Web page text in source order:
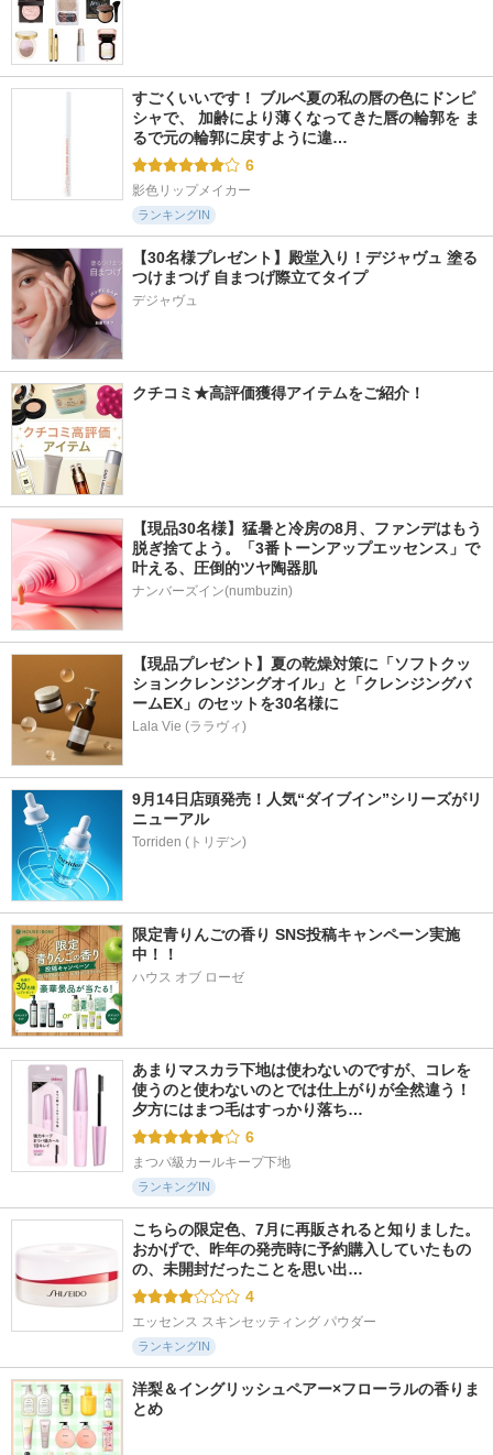
すごくいいです！ ブルベ夏の私の唇の色にドンピ
シャで、 加齢により薄くなってきた唇の輪郭を ま
るで元の輪郭に戻すように違…
6
影色リップメイカー
ランキングIN
【30名様プレゼント】殿堂入り！デジャヴュ 塗る
つけまつげ 自まつげ際立てタイプ
デジャヴュ
クチコミ★高評価獲得アイテムをご紹介！
【現品30名様】猛暑と冷房の8月、ファンデはもう
脱ぎ捨てよう。「3番トーンアップエッセンス」で
叶える、圧倒的ツヤ陶器肌
ナンバーズイン(numbuzin)
【現品プレゼント】夏の乾燥対策に「ソフトクッ
ションクレンジングオイル」と「クレンジングバ
ームEX」のセットを30名様に
Lala Vie (ララヴィ)
9月14日店頭発売！人気“ダイブイン”シリーズがリ
ニューアル
限定青りんごの香り SNS投稿キャンペーン実施
中！！
ハウス オブ ローゼ
あまりマスカラ下地は使わないのですが、コレを
使うのと使わないのとでは仕上がりが全然違う！
夕方にはまつ毛はすっかり落ち…
6
まつパ級カールキープ下地
ランキングIN
こちらの限定色、7月に再販されると知りました。
おかげで、昨年の発売時に予約購入していたもの
の、未開封だったことを思い出…
4
エッセンス スキンセッティング パウダー
ランキングIN
洋梨＆イングリッシュペアー×フローラルの香りま
とめ